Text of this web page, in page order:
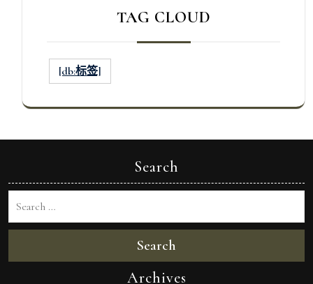
TAG CLOUD
[db:标签]
Search
Search
Archives